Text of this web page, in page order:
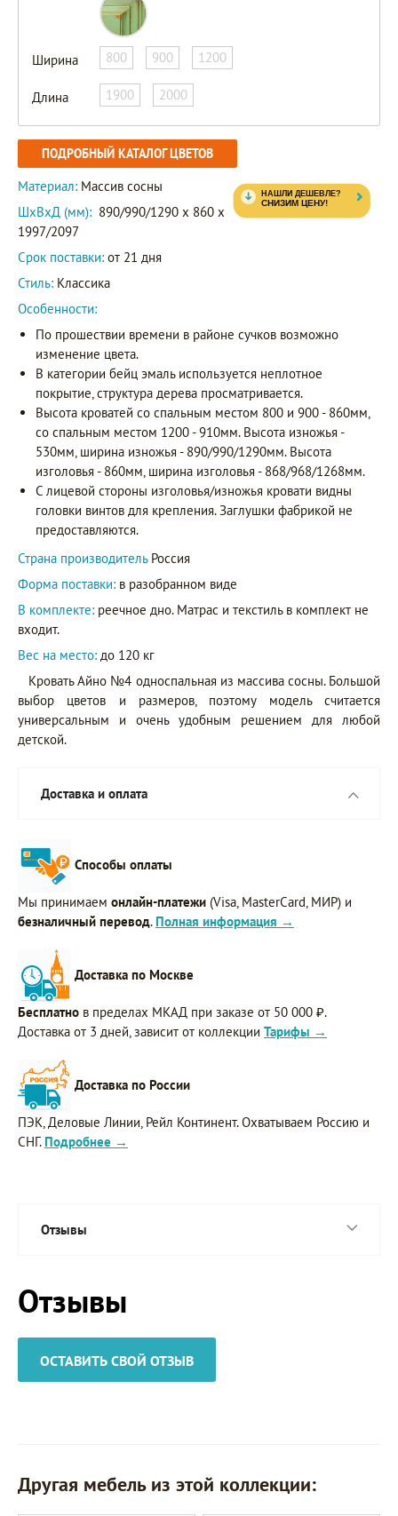
Ширина 800 900 1200
Длина 1900 2000
ПОДРОБНЫЙ КАТАЛОГ ЦВЕТОВ
Материал: Массив сосны
ШxВxД (мм): 890/990/1290 x 860 x
1997/2097
Срок поставки: от 21 дня
Стиль: Классика
Особенности:
По прошествии времени в районе сучков возможно
изменение цвета.
В категории бейц эмаль используется неплотное
покрытие, структура дерева просматривается.
Высота кроватей со спальным местом 800 и 900 - 860мм,
со спальным местом 1200 - 910мм. Высота изножья -
530мм, ширина изножья - 890/990/1290мм. Высота
изголовья - 860мм, ширина изголовья - 868/968/1268мм.
С лицевой стороны изголовья/изножья кровати видны
головки винтов для крепления. Заглушки фабрикой не
предоставляются.
Страна производитель Россия
Форма поставки: в разобранном виде
В комплекте: реечное дно. Матрас и текстиль в комплект не
входит.
Вес на место: до 120 кг
Кровать Айно №4 односпальная из массива сосны. Большой
выбор цветов и размеров, поэтому модель считается
универсальным и очень удобным решением для любой
детской.
Доставка и оплата
Способы оплаты
Мы принимаем онлайн-платежи (Visa, MasterCard, МИР) и
безналичный перевод. Полная информация →
Доставка по Москве
Бесплатно в пределах МКАД при заказе от 50 000 ₽.
Доставка от 3 дней, зависит от коллекции Тарифы →
Доставка по России
ПЭК, Деловые Линии, Рейл Континент. Охватываем Россию и
СНГ. Подробнее →
Отзывы
Отзывы
ОСТАВИТЬ СВОЙ ОТЗЫВ
Другая мебель из этой коллекции: